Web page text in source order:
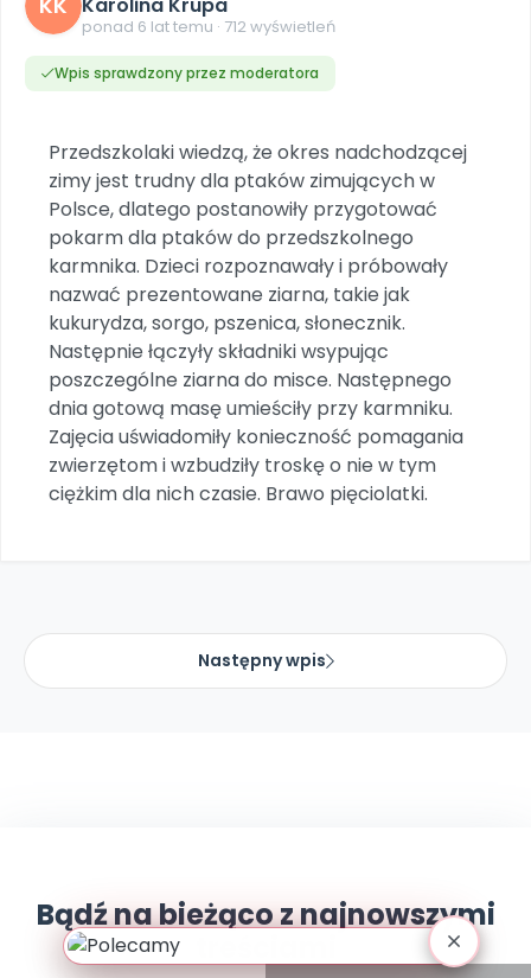
Scenariusze i artykuły
Pomoce dydaktyczne
Plany tygodniowe
Praca wychowawcza
Bliżejprzedszkolne zestawy
Zestawy do pobrania
POLECAMY
Wybierz prezent
Przy zamówieniu prenumeraty
Zaplanuj rok przedszkolny
Materiały na nowy rok
Miesięczniki
Ebooki
Wszystko dla przedszkoli
Zamówienia hurtowe
NA SKRÓTY
Letnia wyprzedaż
Promocje w sklepie
Nowości
Zapowiedzi
Polecamy
Konferencje
Spotkania na dużą skalę
POLECAMY
Akademia Muzyki i Ruchu
Szkolenia muzyczne
INNE
Ebooki
Nasze interaktywne ebooki
Gotowa w mniej niż 10 min • 14 dni bez opłat
Pakiet bliżej MAX
Poznajemy regiony
Sensosmyki
Literkowo
Nauka liter i głosek
Sprintem do maratonu
Ruch i motywacja
Bliżej Pieska
Pomoc zwierzętom
Książka (dla) Przedszkolaka
Promowanie czytelnictwa
SOCIAL MEDIA
Facebook
Aktualności
Zobacz nas na Instagramie
TikTok
Zobacz nas na TikToku
YouTube
Filmy edukacyjne
ponad 6 lat temu · 712 wyświetleń
Wpis sprawdzony przez moderatora
Przedszkolaki wiedzą, że okres nadchodzącej
zimy jest trudny dla ptaków zimujących w
Polsce, dlatego postanowiły przygotować
pokarm dla ptaków do przedszkolnego
karmnika. Dzieci rozpoznawały i próbowały
nazwać prezentowane ziarna, takie jak
kukurydza, sorgo, pszenica, słonecznik.
Następnie łączyły składniki wsypując
poszczególne ziarna do misce. Następnego
dnia gotową masę umieściły przy karmniku.
Zajęcia uświadomiły konieczność pomagania
zwierzętom i wzbudziły troskę o nie w tym
ciężkim dla nich czasie. Brawo pięciolatki.
Następny wpis
Bądź na bieżąco z najnowszymi